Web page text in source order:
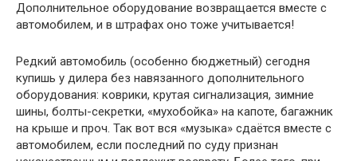
Дополнительное оборудование возвращается вместе с
автомобилем, и в штрафах оно тоже учитывается!
Редкий автомобиль (особенно бюджетный) сегодня
купишь у дилера без навязанного дополнительного
оборудования: коврики, крутая сигнализация, зимние
шины, болты-секретки, «мухобойка» на капоте, багажник
на крыше и проч. Так вот вся «музыка» сдаётся вместе с
автомобилем, если последний по суду признан